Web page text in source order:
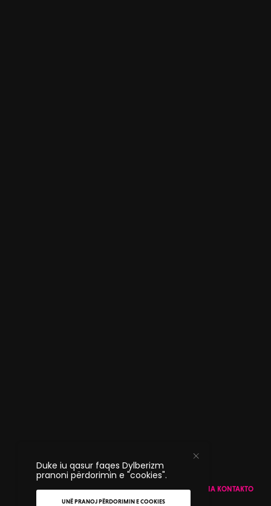
PËR DYLBERIZM NDAJE STORIEN TONE NA KONTAKTO
Duke iu qasur faqes Dylberizm
pranoni përdorimin e "cookies".
UNË PRANOJ PËRDORIMIN E COOKIES